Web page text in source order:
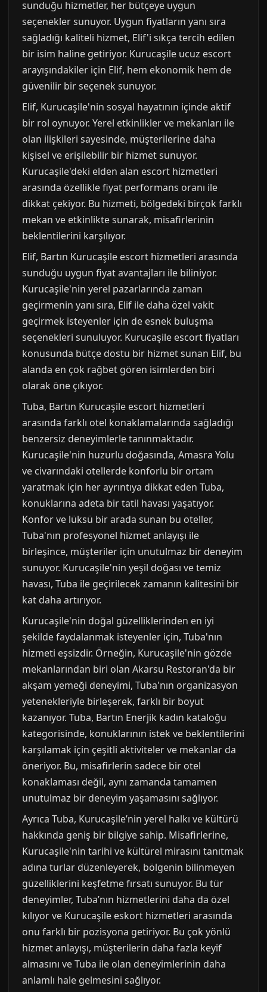
sunduğu hizmetler, her bütçeye uygun
seçenekler sunuyor. Uygun fiyatların yanı sıra
sağladığı kaliteli hizmet, Elif'i sıkça tercih edilen
bir isim haline getiriyor. Kurucaşile ucuz escort
arayışındakiler için Elif, hem ekonomik hem de
güvenilir bir seçenek sunuyor.
Elif, Kurucaşile'nin sosyal hayatının içinde aktif
bir rol oynuyor. Yerel etkinlikler ve mekanları ile
olan ilişkileri sayesinde, müşterilerine daha
kişisel ve erişilebilir bir hizmet sunuyor.
Kurucaşile'deki elden alan escort hizmetleri
arasında özellikle fiyat performans oranı ile
dikkat çekiyor. Bu hizmeti, bölgedeki birçok farklı
mekan ve etkinlikte sunarak, misafirlerinin
beklentilerini karşılıyor.
Elif, Bartın Kurucaşile escort hizmetleri arasında
sunduğu uygun fiyat avantajları ile biliniyor.
Kurucaşile'nin yerel pazarlarında zaman
geçirmenin yanı sıra, Elif ile daha özel vakit
geçirmek isteyenler için de esnek buluşma
seçenekleri sunuluyor. Kurucaşile escort fiyatları
konusunda bütçe dostu bir hizmet sunan Elif, bu
alanda en çok rağbet gören isimlerden biri
olarak öne çıkıyor.
Tuba, Bartın Kurucaşile escort hizmetleri
arasında farklı otel konaklamalarında sağladığı
benzersiz deneyimlerle tanınmaktadır.
Kurucaşile'nin huzurlu doğasında, Amasra Yolu
ve civarındaki otellerde konforlu bir ortam
yaratmak için her ayrıntıya dikkat eden Tuba,
konuklarına adeta bir tatil havası yaşatıyor.
Konfor ve lüksü bir arada sunan bu oteller,
Tuba'nın profesyonel hizmet anlayışı ile
birleşince, müşteriler için unutulmaz bir deneyim
sunuyor. Kurucaşile'nin yeşil doğası ve temiz
havası, Tuba ile geçirilecek zamanın kalitesini bir
kat daha artırıyor.
Kurucaşile'nin doğal güzelliklerinden en iyi
şekilde faydalanmak isteyenler için, Tuba'nın
hizmeti eşsizdir. Örneğin, Kurucaşile'nin gözde
mekanlarından biri olan Akarsu Restoran'da bir
akşam yemeği deneyimi, Tuba'nın organizasyon
yetenekleriyle birleşerek, farklı bir boyut
kazanıyor. Tuba, Bartın Enerjik kadın kataloğu
kategorisinde, konuklarının istek ve beklentilerini
karşılamak için çeşitli aktiviteler ve mekanlar da
öneriyor. Bu, misafirlerin sadece bir otel
konaklaması değil, aynı zamanda tamamen
unutulmaz bir deneyim yaşamasını sağlıyor.
Ayrıca Tuba, Kurucaşile’nin yerel halkı ve kültürü
hakkında geniş bir bilgiye sahip. Misafirlerine,
Kurucaşile'nin tarihi ve kültürel mirasını tanıtmak
adına turlar düzenleyerek, bölgenin bilinmeyen
güzelliklerini keşfetme fırsatı sunuyor. Bu tür
deneyimler, Tuba’nın hizmetlerini daha da özel
kılıyor ve Kurucaşile eskort hizmetleri arasında
onu farklı bir pozisyona getiriyor. Bu çok yönlü
hizmet anlayışı, müşterilerin daha fazla keyif
almasını ve Tuba ile olan deneyimlerinin daha
anlamlı hale gelmesini sağlıyor.